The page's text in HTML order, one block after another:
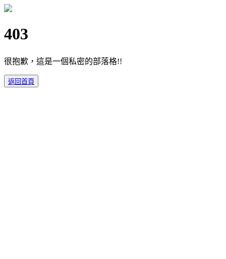
403
很抱歉，這是一個私密的部落格!!
返回首頁